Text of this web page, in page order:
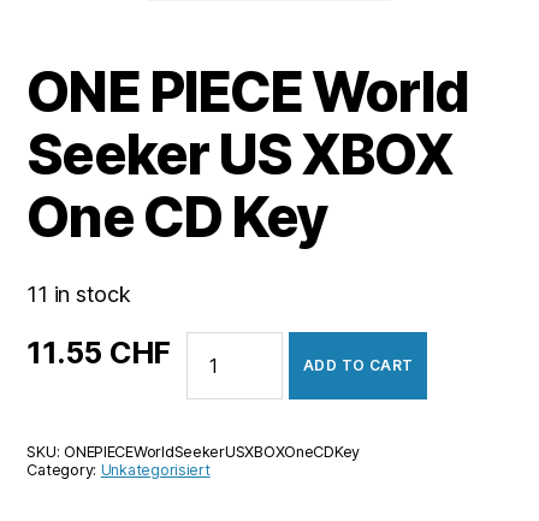
ONE PIECE World
Seeker US XBOX
One CD Key
11 in stock
11.55 CHF
PIECE
World
US
ADD TO CART
SKU:ONEPIECEWorldSeekerUSXBOXOneCDKey
Category: Unkategorisiert